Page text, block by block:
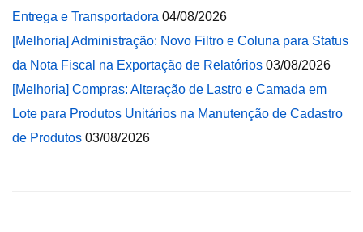
Entrega e Transportadora 04/08/2026
[Melhoria] Administração: Novo Filtro e Coluna para Status
da Nota Fiscal na Exportação de Relatórios 03/08/2026
[Melhoria] Compras: Alteração de Lastro e Camada em
Lote para Produtos Unitários na Manutenção de Cadastro
de Produtos 03/08/2026